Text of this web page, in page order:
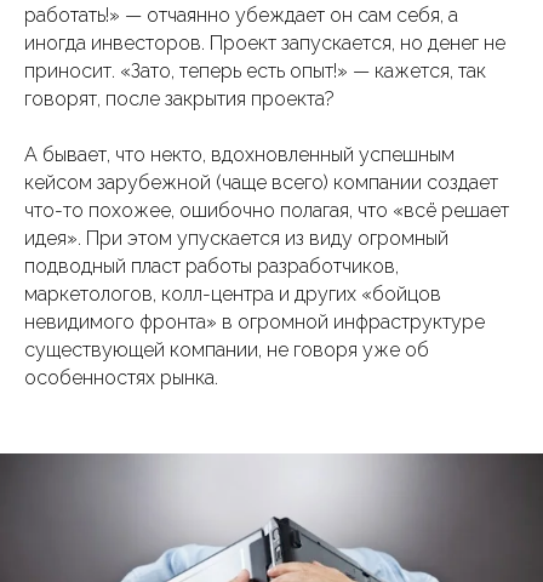
работать!» — отчаянно убеждает он сам себя, а
иногда инвесторов. Проект запускается, но денег не
приносит. «Зато, теперь есть опыт!» — кажется, так
говорят, после закрытия проекта?
А бывает, что некто, вдохновленный успешным
кейсом зарубежной (чаще всего) компании создает
что-то похожее, ошибочно полагая, что «всё решает
идея». При этом упускается из виду огромный
подводный пласт работы разработчиков,
маркетологов, колл-центра и других «бойцов
невидимого фронта» в огромной инфраструктуре
существующей компании, не говоря уже об
особенностях рынка.